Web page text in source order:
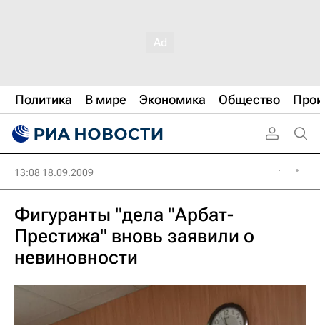
Политика В мире Экономика Общество
13:08 18.09.2009
Фигуранты "дела "Арбат-
Престижа" вновь заявили о
невиновности